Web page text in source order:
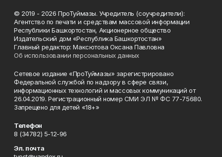
© 2019 - 2026 ПроТуймазы. Учредитель (соучредители):
Агентство по печати и средствам массовой информации
Республики Башкортостан, Акционерное общество
Издательский дом «Республика Башкортостан»
Главный редактор: Максютова Оксана Павловна
Об использовании персональных данных
Сетевое издание «ПроТуймазы» зарегистрировано
Федеральной службой по надзору в сфере связи,
информационных технологий и массовых коммуникаций от
26.04.2019. Регистрационный номер СМИ ЭЛ № ФС 77-75680.
Запрещено для детей «18+»
Телефон
8 (34782) 5-12-96
Эл. почта